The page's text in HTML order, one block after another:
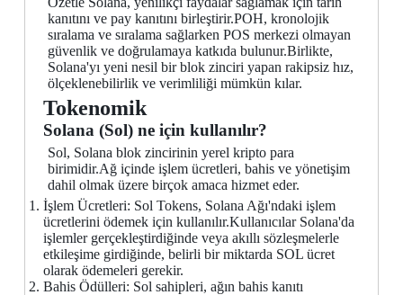
kanıtını ve pay kanıtını birleştirir.POH, kronolojik
sıralama ve sıralama sağlarken POS merkezi olmayan
güvenlik ve doğrulamaya katkıda bulunur.Birlikte,
Solana'yı yeni nesil bir blok zinciri yapan rakipsiz hız,
ölçeklenebilirlik ve verimliliği mümkün kılar.
Tokenomik
Solana (Sol) ne için kullanılır?
Sol, Solana blok zincirinin yerel kripto para
birimidir.Ağ içinde işlem ücretleri, bahis ve yönetişim
dahil olmak üzere birçok amaca hizmet eder.
İşlem Ücretleri: Sol Tokens, Solana Ağı'ndaki işlem
ücretlerini ödemek için kullanılır.Kullanıcılar Solana'da
işlemler gerçekleştirdiğinde veya akıllı sözleşmelerle
etkileşime girdiğinde, belirli bir miktarda SOL ücret
olarak ödemeleri gerekir.
Bahis Ödülleri: Sol sahipleri, ağın bahis kanıtı